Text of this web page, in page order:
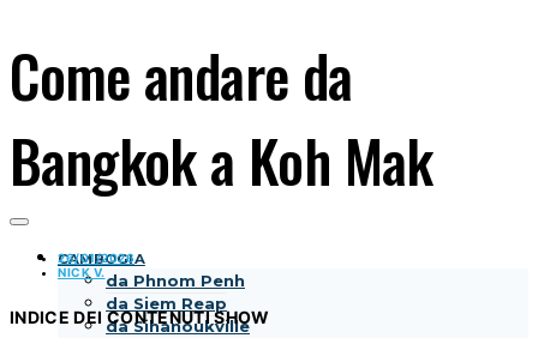
CAMBOGIA
da Phnom Penh
da Siem Reap
da Sihanoukville
Come andare da
Bangkok a Koh Mak
26/01/2026
NICK V.
INDICE DEI CONTENUTISHOW